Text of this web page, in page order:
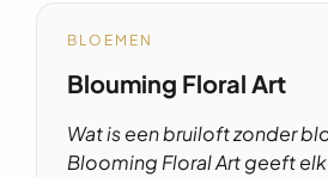
BLOEMEN
Blouming Floral Art
Wat is een bruiloft zonder
Blooming Floral Art geeft